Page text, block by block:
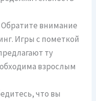
Обратите внимание
Игры с пометкой
ту
взрослым
что вы